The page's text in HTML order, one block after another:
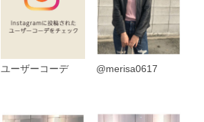
ユーザーコーデ @merisa0617